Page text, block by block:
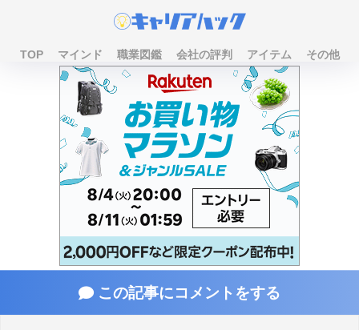
TOP マインド 職業図鑑 会社の評判 アイテム その他
この記事にコメントをする